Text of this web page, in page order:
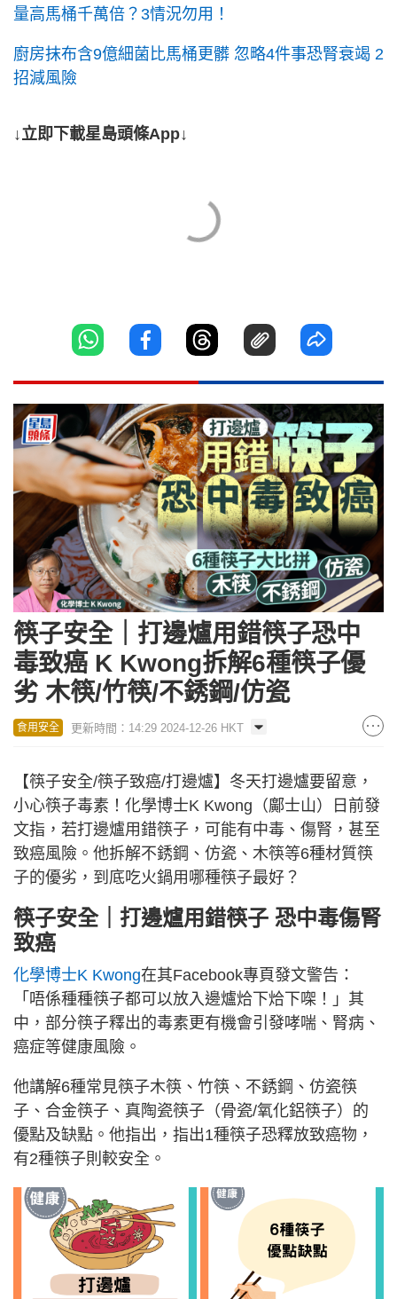
量高馬桶千萬倍？3情況勿用！
廚房抹布含9億細菌比馬桶更髒 忽略4件事恐腎衰竭 2
招減風險
↓立即下載星島頭條App↓
筷子安全｜打邊爐用錯筷子恐中
毒致癌 K Kwong拆解6種筷子優
劣 木筷/竹筷/不銹鋼/仿瓷
食用安全 更新時間：14:29 2024-12-26 HKT
【筷子安全/筷子致癌/打邊爐】冬天打邊爐要留意，
小心筷子毒素！化學博士K Kwong（鄺士山）日前發
文指，若打邊爐用錯筷子，可能有中毒、傷腎，甚至
致癌風險。他拆解不銹鋼、仿瓷、木筷等6種材質筷
子的優劣，到底吃火鍋用哪種筷子最好？
筷子安全｜ 打邊爐用錯筷子 恐中毒傷腎
致癌
化學博士K Kwong在其Facebook專頁發文警告：
「唔係種種筷子都可以放入邊爐烚下烚下㗎！」其
中，部分筷子釋出的毒素更有機會引發哮喘、腎病、
癌症等健康風險。
他講解6種常見筷子木筷、竹筷、不銹鋼、仿瓷筷
子、合金筷子、真陶瓷筷子（骨瓷/氧化鋁筷子）的
優點及缺點。他指出，指出1種筷子恐釋放致癌物，
有2種筷子則較安全。